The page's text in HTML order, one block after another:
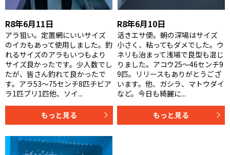
R8年6月11日
アラ狙い。定置網にいいサイズ
のイカもあって使用しました。釣
れるサイズのアラもいつもより
サイズ良かったです。少人数でし
たが、皆さん釣れて良かったで
す。アラ53〜75センチ8匹チビア
ラ1匹ブリ1匹他、ソイ...
もっと見る
R8年6月10日
活きエサ便。朝の深場はサイズ
小さく、粘ってもダメでした。ウ
ネリも治まって浅場で良型も混じ
りました。アコウ25〜46センチ9
9匹。リリースもありがとうござ
います。他、ガシラ、マトウダイ
など。今日も綺麗に...
もっと見る